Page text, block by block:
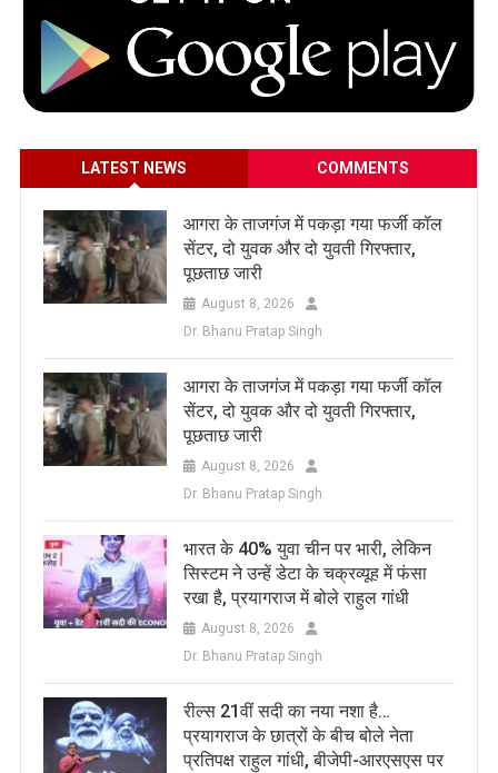
LATEST NEWS COMMENTS
आगरा के ताजगंज में पकड़ा गया फर्जी कॉल
सेंटर, दो युवक और दो युवती गिरफ्तार,
पूछताछ जारी
August 8, 2026
Dr. Bhanu Pratap Singh
आगरा के ताजगंज में पकड़ा गया फर्जी कॉल
सेंटर, दो युवक और दो युवती गिरफ्तार,
पूछताछ जारी
August 8, 2026
Dr. Bhanu Pratap Singh
भारत के 40% युवा चीन पर भारी, लेकिन
सिस्टम ने उन्हें डेटा के चक्रव्यूह में फंसा
रखा है, प्रयागराज में बोले राहुल गांधी
August 8, 2026
Dr. Bhanu Pratap Singh
रील्स 21वीं सदी का नया नशा है…
प्रयागराज के छात्रों के बीच बोले नेता
प्रतिपक्ष राहुल गांधी, बीजेपी-आरएसएस पर